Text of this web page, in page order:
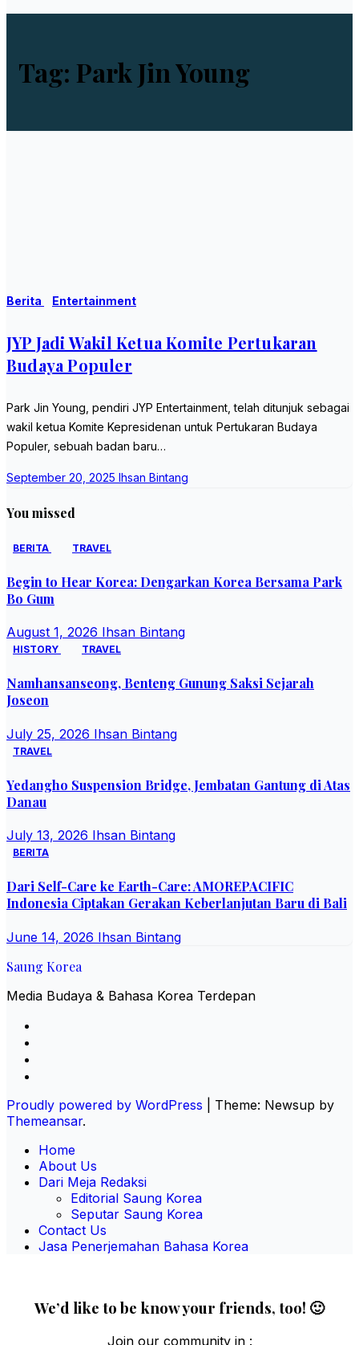
Tag: Park Jin Young
Berita Entertainment
JYP Jadi Wakil Ketua Komite Pertukaran
Budaya Populer
Park Jin Young, pendiri JYP Entertainment, telah ditunjuk sebagai
wakil ketua Komite Kepresidenan untuk Pertukaran Budaya
Populer, sebuah badan baru…
September 20, 2025 Ihsan Bintang
You missed
BERITA TRAVEL
Begin to Hear Korea: Dengarkan Korea Bersama Park
Bo Gum
August 1, 2026 Ihsan Bintang
HISTORY TRAVEL
Namhansanseong, Benteng Gunung Saksi Sejarah
Joseon
July 25, 2026 Ihsan Bintang
TRAVEL
Yedangho Suspension Bridge, Jembatan Gantung di Atas
Danau
July 13, 2026 Ihsan Bintang
BERITA
Dari Self-Care ke Earth-Care: AMOREPACIFIC
Indonesia Ciptakan Gerakan Keberlanjutan Baru di Bali
June 14, 2026 Ihsan Bintang
Saung Korea
Media Budaya & Bahasa Korea Terdepan
Proudly powered by WordPress
Theme: Newsup by
Themeansar.
Home
About Us
Dari Meja Redaksi
Editorial Saung Korea
Seputar Saung Korea
Contact Us
Jasa Penerjemahan Bahasa Korea
We’d like to be know your friends, too! 🙂
Join our community in :